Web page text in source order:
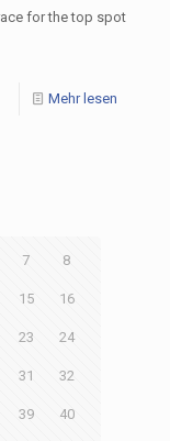
for the top spot
Mehr lesen
7 8
15 16
23 24
31 32
39 40